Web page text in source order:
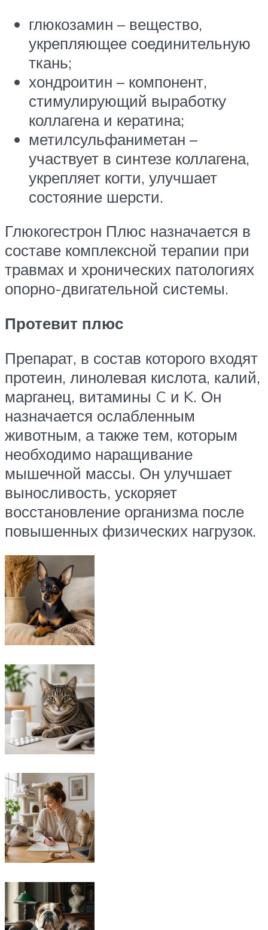
глюкозамин – вещество,
укрепляющее соединительную
ткань;
хондроитин – компонент,
стимулирующий выработку
коллагена и кератина;
метилсульфаниметан –
участвует в синтезе коллагена,
укрепляет когти, улучшает
состояние шерсти.
Глюкогестрон Плюс назначается в
составе комплексной терапии при
травмах и хронических патологиях
опорно-двигательной системы.
Протевит плюс
Препарат, в состав которого входят
протеин, линолевая кислота, калий,
марганец, витамины C и K. Он
назначается ослабленным
животным, а также тем, которым
необходимо наращивание
мышечной массы. Он улучшает
выносливость, ускоряет
восстановление организма после
повышенных физических нагрузок.